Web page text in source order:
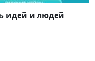
идей и людей